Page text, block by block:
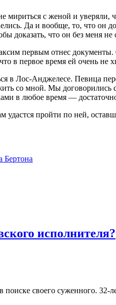
мириться с женой и
Да и вообще, то, что он
доказать, что он без меня
первым отнес
в первое время ей очень не
в Лос-Анджелесе. Певица
со мной. Мы
в любое время — достаточно
удастся пройти по ней,
Бертона
исполнителя?
своего суженного. 32-